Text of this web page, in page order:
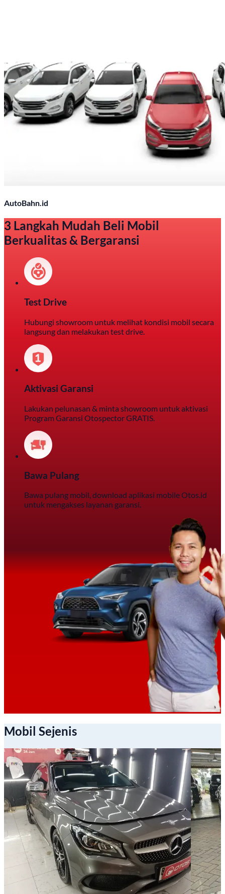
AutoBahn.id
3 Langkah Mudah Beli Mobil
Berkualitas & Bergaransi
Test Drive
Hubungi showroom untuk melihat kondisi mobil secara
langsung dan melakukan test drive.
Aktivasi Garansi
Lakukan pelunasan & minta showroom untuk aktivasi
Program Garansi Otospector GRATIS.
Bawa Pulang
Bawa pulang mobil, download aplikasi mobile Otos.id
untuk mengakses layanan garansi.
Mobil Sejenis